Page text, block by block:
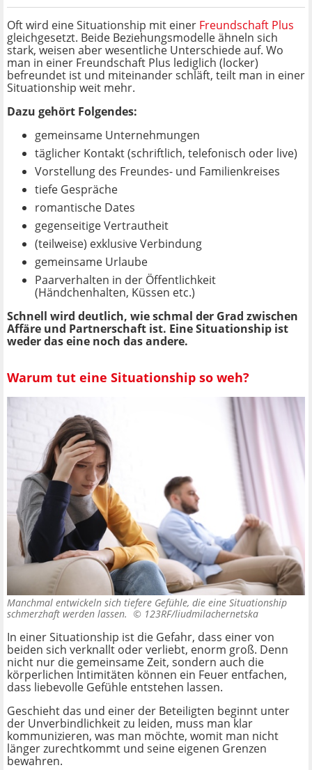
Oft wird eine Situationship mit einer Freundschaft Plus
gleichgesetzt. Beide Beziehungsmodelle ähneln sich
stark, weisen aber wesentliche Unterschiede auf. Wo
man in einer Freundschaft Plus lediglich (locker)
befreundet ist und miteinander schläft, teilt man in einer
Situationship weit mehr.
Dazu gehört Folgendes:
gemeinsame Unternehmungen
täglicher Kontakt (schriftlich, telefonisch oder live)
Vorstellung des Freundes- und Familienkreises
tiefe Gespräche
romantische Dates
gegenseitige Vertrautheit
(teilweise) exklusive Verbindung
gemeinsame Urlaube
Paarverhalten in der Öffentlichkeit
(Händchenhalten, Küssen etc.)
Schnell wird deutlich, wie schmal der Grad zwischen
Affäre und Partnerschaft ist. Eine Situationship ist
weder das eine noch das andere.
Warum tut eine Situationship so weh?
Manchmal entwickeln sich tiefere Gefühle, die eine Situationship
schmerzhaft werden lassen. © 123RF/liudmilachernetska
In einer Situationship ist die Gefahr, dass einer von
beiden sich verknallt oder verliebt, enorm groß. Denn
nicht nur die gemeinsame Zeit, sondern auch die
körperlichen Intimitäten können ein Feuer entfachen,
dass liebevolle Gefühle entstehen lassen.
Geschieht das und einer der Beteiligten beginnt unter
der Unverbindlichkeit zu leiden, muss man klar
kommunizieren, was man möchte, womit man nicht
länger zurechtkommt und seine eigenen Grenzen
bewahren.